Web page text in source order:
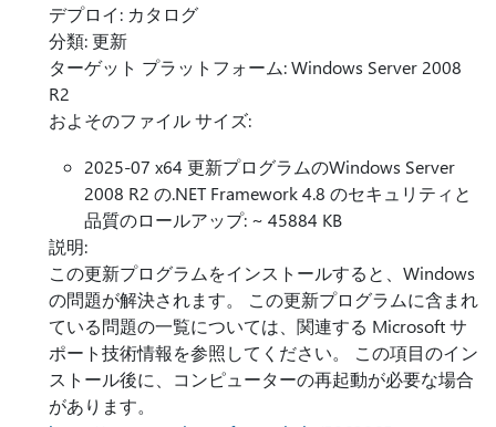
デプロイ: カタログ
分類: 更新
ターゲット プラットフォーム: Windows Server 2008
R2
およそのファイル サイズ:
2025-07 x64 更新プログラムのWindows Server
2008 R2 の.NET Framework 4.8 のセキュリティと
品質のロールアップ: ~ 45884 KB
説明:
この更新プログラムをインストールすると、Windows
の問題が解決されます。 この更新プログラムに含まれ
ている問題の一覧については、関連する Microsoft サ
ポート技術情報を参照してください。 この項目のイン
ストール後に、コンピューターの再起動が必要な場合
があります。